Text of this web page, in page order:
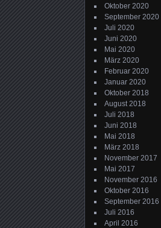
Oktober 2020
September 2020
Juli 2020
Juni 2020
Mai 2020
März 2020
Februar 2020
Januar 2020
Oktober 2018
August 2018
Juli 2018
Juni 2018
Mai 2018
März 2018
November 2017
Mai 2017
November 2016
Oktober 2016
September 2016
Juli 2016
April 2016